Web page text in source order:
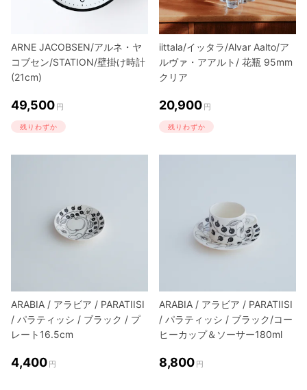
ARNE JACOBSEN/アルネ・ヤ
コブセン/STATION/壁掛け時計
(21cm)
49,500 円
残りわずか
iittala/イッタラ/Alvar Aalto/ア
ルヴァ・アアルト/ 花瓶 95mm
クリア
20,900 円
残りわずか
ARABIA / アラビア / PARATIISI
/ パラティッシ / ブラック / プ
レート16.5cm
4,400 円
ARABIA / アラビア / PARATIISI
/ パラティッシ / ブラック/コー
ヒーカップ＆ソーサー180ml
8,800 円